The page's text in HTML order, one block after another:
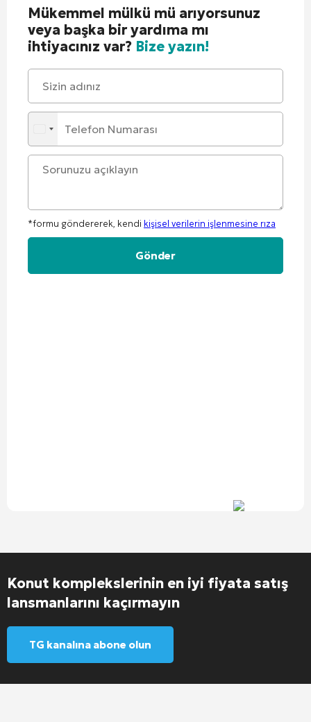
Mükemmel mülkü mü arıyorsunuz
veya başka bir yardıma mı
ihtiyacınız var? Bize yazın!
*formu göndererek, kendi kişisel verilerin işlenmesine rıza
Konut komplekslerinin en iyi fiyata satış
lansmanlarını kaçırmayın
TG kanalına abone olun